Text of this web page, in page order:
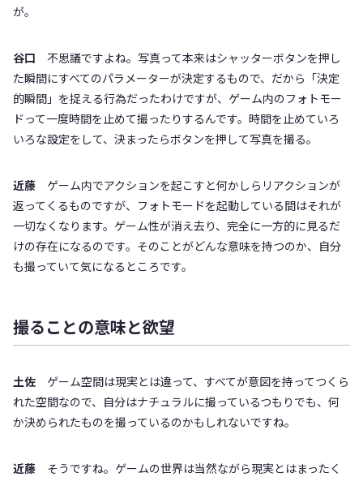
が。
谷口 不思議ですよね。写真って本来はシャッターボタンを押し
た瞬間にすべてのパラメーターが決定するもので、だから「決定
的瞬間」を捉える行為だったわけですが、ゲーム内のフォトモー
ドって一度時間を止めて撮ったりするんです。時間を止めていろ
いろな設定をして、決まったらボタンを押して写真を撮る。
近藤 ゲーム内でアクションを起こすと何かしらリアクションが
返ってくるものですが、フォトモードを起動している間はそれが
一切なくなります。ゲーム性が消え去り、完全に一方的に見るだ
けの存在になるのです。そのことがどんな意味を持つのか、自分
も撮っていて気になるところです。
撮ることの意味と欲望
土佐 ゲーム空間は現実とは違って、すべてが意図を持ってつくら
れた空間なので、自分はナチュラルに撮っているつもりでも、何
か決められたものを撮っているのかもしれないですね。
近藤 そうですね。ゲームの世界は当然ながら現実とはまったく